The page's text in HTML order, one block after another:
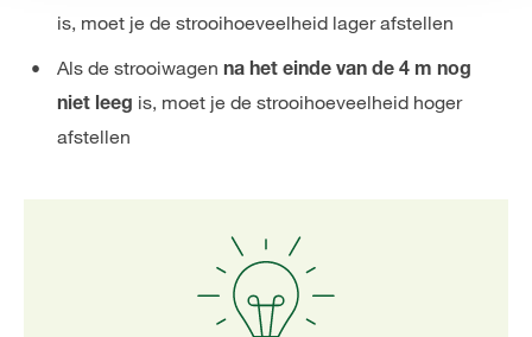
is, moet je de strooihoeveelheid lager afstellen
Als de strooiwagen na het einde van de 4 m nog
niet leeg is, moet je de strooihoeveelheid hoger
afstellen